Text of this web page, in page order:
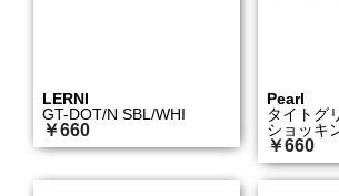
LERNI
GT-DOT/N SBL/WHI
￥660
Pearl
タイトグ
ショッキ
￥660